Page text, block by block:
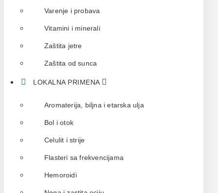
Varenje i probava
Vitamini i minerali
Zaštita jetre
Zaštita od sunca
LOKALNA PRIMENA
Aromaterija, biljna i etarska ulja
Bol i otok
Celulit i strije
Flasteri sa frekvencijama
Hemoroidi